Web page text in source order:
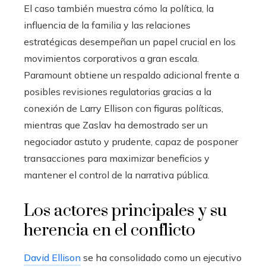
El caso también muestra cómo la política, la
influencia de la familia y las relaciones
estratégicas desempeñan un papel crucial en los
movimientos corporativos a gran escala.
Paramount obtiene un respaldo adicional frente a
posibles revisiones regulatorias gracias a la
conexión de Larry Ellison con figuras políticas,
mientras que Zaslav ha demostrado ser un
negociador astuto y prudente, capaz de posponer
transacciones para maximizar beneficios y
mantener el control de la narrativa pública.
Los actores principales y su
herencia en el conflicto
David Ellison se ha consolidado como un ejecutivo